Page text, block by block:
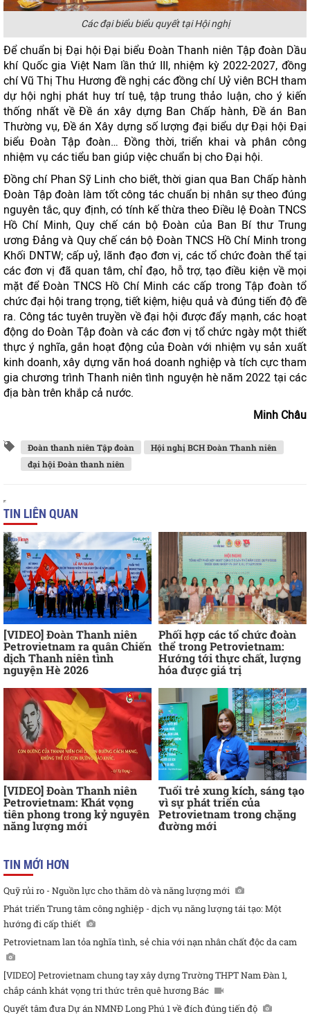
Các đại biểu biểu quyết tại Hội nghị
Để chuẩn bị Đại hội Đại biểu Đoàn Thanh niên Tập đoàn Dầu
khí Quốc gia Việt Nam lần thứ III, nhiệm kỳ 2022-2027, đồng
chí Vũ Thị Thu Hương đề nghị các đồng chí Uỷ viên BCH tham
dự hội nghị phát huy trí tuệ, tập trung thảo luận, cho ý kiến
thống nhất về Đề án xây dựng Ban Chấp hành, Đề án Ban
Thường vụ, Đề án Xây dựng số lượng đại biểu dự Đại hội Đại
biểu Đoàn Tập đoàn… Đồng thời, triển khai và phân công
nhiệm vụ các tiểu ban giúp việc chuẩn bị cho Đại hội.
Đồng chí Phan Sỹ Linh cho biết, thời gian qua Ban Chấp hành
Đoàn Tập đoàn làm tốt công tác chuẩn bị nhân sự theo đúng
nguyên tắc, quy định, có tính kế thừa theo Điều lệ Đoàn TNCS
Hồ Chí Minh, Quy chế cán bộ Đoàn của Ban Bí thư Trung
ương Đảng và Quy chế cán bộ Đoàn TNCS Hồ Chí Minh trong
Khối DNTW; cấp uỷ, lãnh đạo đơn vị, các tổ chức đoàn thể tại
các đơn vị đã quan tâm, chỉ đạo, hỗ trợ, tạo điều kiện về mọi
mặt để Đoàn TNCS Hồ Chí Minh các cấp trong Tập đoàn tổ
chức đại hội trang trọng, tiết kiệm, hiệu quả và đúng tiến độ đề
ra. Công tác tuyên truyền về đại hội được đẩy mạnh, các hoạt
động do Đoàn Tập đoàn và các đơn vị tổ chức ngày một thiết
thực ý nghĩa, gắn hoạt động của Đoàn với nhiệm vụ sản xuất
kinh doanh, xây dựng văn hoá doanh nghiệp và tích cực tham
gia chương trình Thanh niên tình nguyện hè năm 2022 tại các
địa bàn trên khắp cả nước.
Minh Châu
Đoàn thanh niên Tập đoàn
Hội nghị BCH Đoàn Thanh niên
đại hội Đoàn thanh niên
TIN LIÊN QUAN
[VIDEO] Đoàn Thanh niên
Petrovietnam ra quân Chiến
dịch Thanh niên tình
nguyện Hè 2026
Phối hợp các tổ chức đoàn
thể trong Petrovietnam:
Hướng tới thực chất, lượng
hóa được giá trị
[VIDEO] Đoàn Thanh niên
Petrovietnam: Khát vọng
tiên phong trong kỷ nguyên
năng lượng mới
Tuổi trẻ xung kích, sáng tạo
vì sự phát triển của
Petrovietnam trong chặng
đường mới
TIN MỚI HƠN
Quỹ rủi ro - Nguồn lực cho thăm dò và năng lượng mới
Phát triển Trung tâm công nghiệp - dịch vụ năng lượng tái tạo: Một
hướng đi cấp thiết
Petrovietnam lan tỏa nghĩa tình, sẻ chia với nạn nhân chất độc da cam
[VIDEO] Petrovietnam chung tay xây dựng Trường THPT Nam Đàn 1,
chắp cánh khát vọng tri thức trên quê hương Bác
Quyết tâm đưa Dự án NMNĐ Long Phú 1 về đích đúng tiến độ